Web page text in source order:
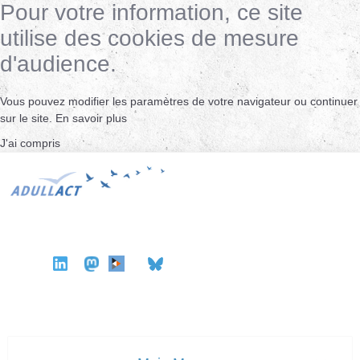
Pour votre information, ce site
utilise des cookies de mesure
d'audience.
Vous pouvez modifier les paramètres de votre navigateur ou continuer
sur le site. En savoir plus
J'ai compris